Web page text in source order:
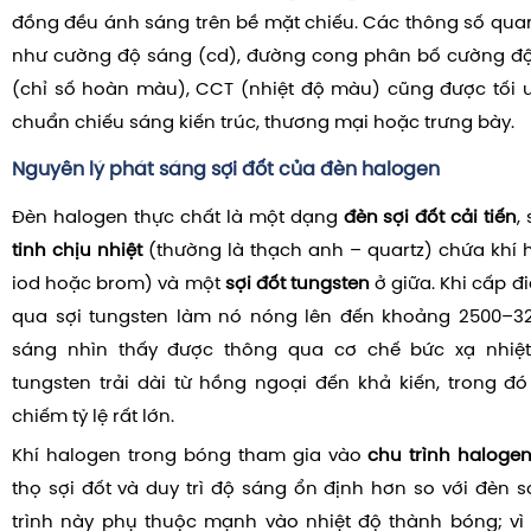
đồng đều ánh sáng trên bề mặt chiếu. Các thông số
như cường độ sáng (cd), đường cong phân bố cường
(chỉ số hoàn màu), CCT (nhiệt độ màu) cũng được tối
chuẩn chiếu sáng kiến trúc, thương mại hoặc trưng bày.
Nguyên lý phát sáng sợi đốt của đèn halogen
Đèn halogen thực chất là một dạng đèn sợi đốt cải tiến,
tinh chịu nhiệt(thường là thạch anh – quartz) chứa khí
iod hoặc brom) và một sợi đốt tungstenở giữa. Khi cấp
qua sợi tungsten làm nó nóng lên đến khoảng
sáng nhìn thấy được thông qua cơ chế bức xạ
tungsten trải dài từ hồng ngoại đến khả kiến, trong
chiếm tỷ lệ rất lớn.
Khí halogen trong bóng tham gia vàochu trình
thọ sợi đốt và duy trì độ sáng ổn định hơn so với đèn
trình này phụ thuộc mạnh vào nhiệt độ thành bóng; vì